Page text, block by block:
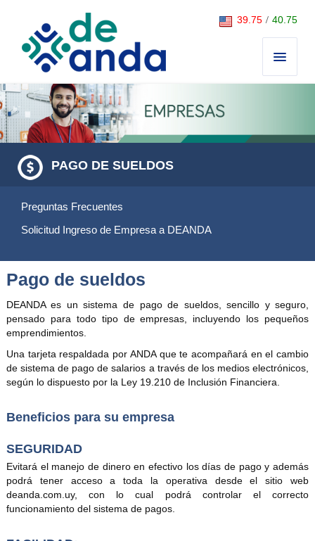
39.75 / 40.75
PAGO DE SUELDOS
Preguntas Frecuentes
Solicitud Ingreso de Empresa a DEANDA
Pago de sueldos
DEANDA es un sistema de pago de sueldos, sencillo y seguro,
pensado para todo tipo de empresas, incluyendo los pequeños
emprendimientos.
Una tarjeta respaldada por ANDA que te acompañará en el cambio
de sistema de pago de salarios a través de los medios electrónicos,
según lo dispuesto por la Ley 19.210 de Inclusión Financiera.
Beneficios para su empresa
SEGURIDAD
Evitará el manejo de dinero en efectivo los días de pago y además
podrá tener acceso a toda la operativa desde el sitio web
deanda.com.uy, con lo cual podrá controlar el correcto
funcionamiento del sistema de pagos.